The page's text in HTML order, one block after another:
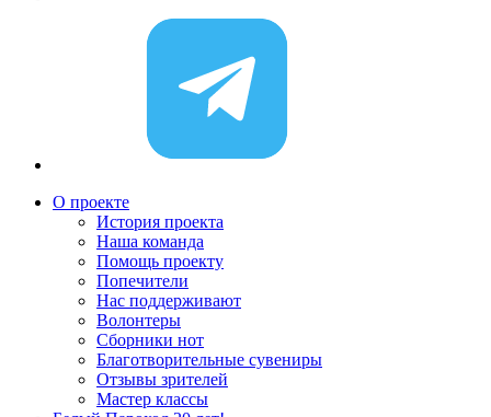
О проекте
История проекта
Наша команда
Помощь проекту
Попечители
Нас поддерживают
Волонтеры
Сборники нот
Благотворительные сувениры
Отзывы зрителей
Мастер классы